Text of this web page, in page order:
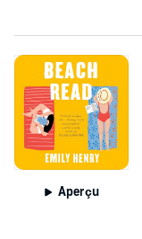
Aperçu